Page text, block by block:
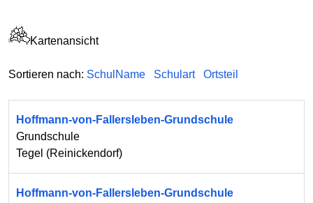
Kartenansicht
Sortieren nach: SchulName Schulart Ortsteil
Hoffmann-von-Fallersleben-Grundschule
Grundschule
Tegel (Reinickendorf)
Hoffmann-von-Fallersleben-Grundschule